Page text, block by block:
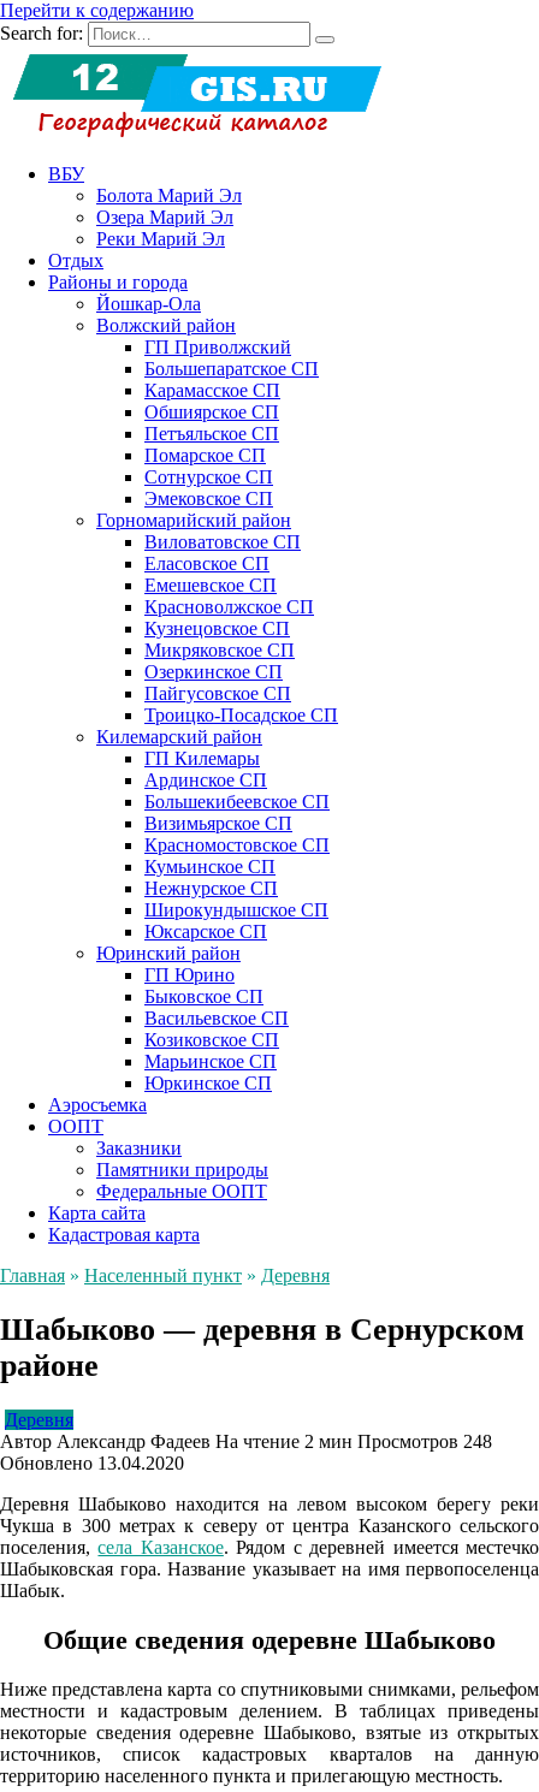
Перейти к содержанию
Search for:
ВБУ
Болота Марий Эл
Озера Марий Эл
Реки Марий Эл
Отдых
Районы и города
Йошкар-Ола
Волжский район
ГП Приволжский
Большепаратское СП
Карамасское СП
Обшиярское СП
Петъяльское СП
Помарское СП
Сотнурское СП
Эмековское СП
Горномарийский район
Виловатовское СП
Еласовское СП
Емешевское СП
Красноволжское СП
Кузнецовское СП
Микряковское СП
Озеркинское СП
Пайгусовское СП
Троицко-Посадское СП
Килемарский район
ГП Килемары
Ардинское СП
Большекибеевское СП
Визимьярское СП
Красномостовское СП
Кумьинское СП
Нежнурское СП
Широкундышское СП
Юксарское СП
Юринский район
ГП Юрино
Быковское СП
Васильевское СП
Козиковское СП
Марьинское СП
Юркинское СП
Аэросъемка
ООПТ
Заказники
Памятники природы
Федеральные ООПТ
Карта сайта
Кадастровая карта
Главная » Населенный пункт » Деревня
Шабыково — деревня в Сернурском
районе
Деревня
Автор Александр Фадеев На чтение 2 мин Просмотров 248
Обновлено 13.04.2020
Деревня Шабыково находится на левом высоком берегу реки
Чукша в 300 метрах к северу от центра Казанского сельского
поселения,села Казанское. Рядом с деревней имеется местечко
Шабыковская гора. Название указывает на имя первопоселенца
Шабык.
Общие сведения одеревне Шабыково
Ниже представлена карта со спутниковыми снимками, рельефом
местности и кадастровым делением. В таблицах приведены
некоторые сведения одеревне Шабыково, взятые из открытых
источников, список кадастровых кварталов на данную
территорию населенного пункта и прилегающую местность.